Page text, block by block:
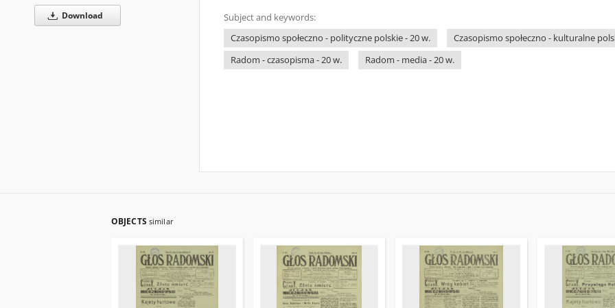
Download
Subject and keywords:
Czasopismo społeczno - polityczne polskie - 20 w.
Czasopismo społeczno - kulturalne
Radom - czasopisma - 20 w.
Radom - media - 20 w.
OBJECTS similar